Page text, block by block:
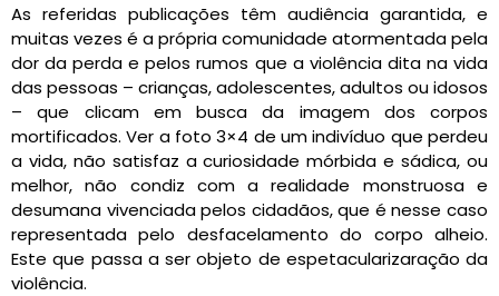
As referidas publicações têm audiência garantida, e
muitas vezes é a própria comunidade atormentada pela
dor da perda e pelos rumos que a violência dita na vida
das pessoas – crianças, adolescentes, adultos ou idosos
– que clicam em busca da imagem dos corpos
mortificados. Ver a foto 3×4 de um indivíduo que perdeu
a vida, não satisfaz a curiosidade mórbida e sádica, ou
melhor, não condiz com a realidade monstruosa e
desumana vivenciada pelos cidadãos, que é nesse caso
representada pelo desfacelamento do corpo alheio.
Este que passa a ser objeto de espetacularizaração da
violência.